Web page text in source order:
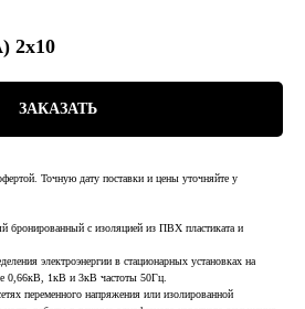
2х10
ЗАКАЗАТЬ
Точную дату поставки и цены уточняйте у
с изоляцией из ПВХ пластиката и
электроэнергии в стационарных установках на
0,66кВ, 1кВ и 3кВ частоты 50Гц.
переменного напряжения или изолированной